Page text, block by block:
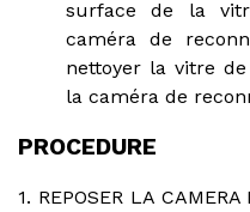
surface de la
caméra de
nettoyer la vitre
la caméra de
PROCEDURE
1. REPOSER LA